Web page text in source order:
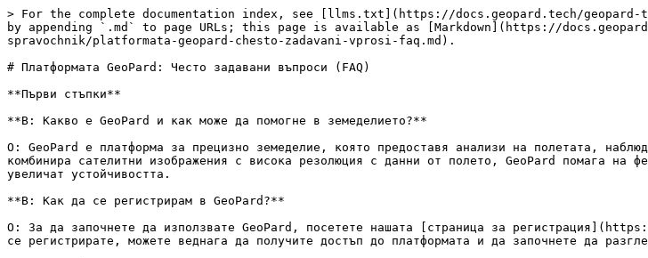
> For the complete documentation index, see [llms.txt](https://docs.geopard.tech/
by appending `.md` to page URLs; this page is available as [Markdown](https://
spravochnik/platformata-geopard-chesto-zadavani-vprosi-faq.md).
# Платформата GeoPard: Често задавани въпроси (FAQ)
**Първи стъпки**
**В: Какво е GeoPard и как може да помогне в земеделието?**
О: GeoPard е платформа за прецизно земеделие, която предоставя анализи на полетата,
комбинира сателитни изображения с висока резолюция с данни от полето, GeoPard помага на
увеличат устойчивостта.
**В: Как да се регистрирам в GeoPard?**
О: За да започнете да използвате GeoPard, посетете нашата [страница за
се регистрирате, можете веднага да получите достъп до платформата и да започнете да